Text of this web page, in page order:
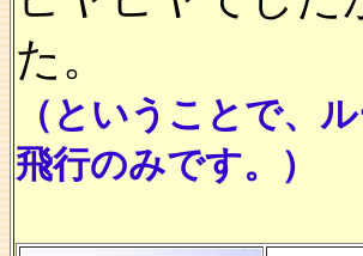
た。
（ということで、
飛行のみです。）